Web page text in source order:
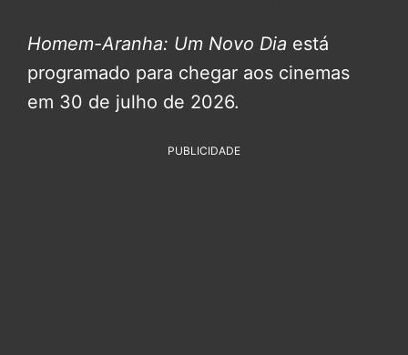
Homem-Aranha: Um Novo Dia está
programado para chegar aos cinemas
em 30 de julho de 2026.
PUBLICIDADE